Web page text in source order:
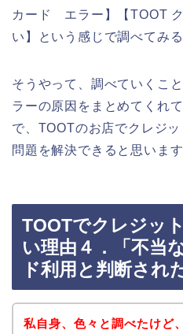
カード エラー】【TOOT
い】という感じで調べてみ
そうやって、調べていくこ
ラーの原因をまとめてくれ
で、TOOTのお店でクレジ
問題を解決できると思います
TOOTでクレジッ
い理由４．「不当
ド利用と判断され
私自身、色々と調べたけど